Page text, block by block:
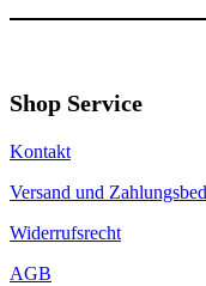
Shop Service
Kontakt
Versand und
Widerrufsrecht
AGB